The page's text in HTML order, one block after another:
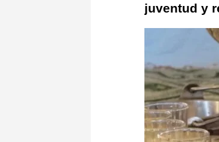
juventud y